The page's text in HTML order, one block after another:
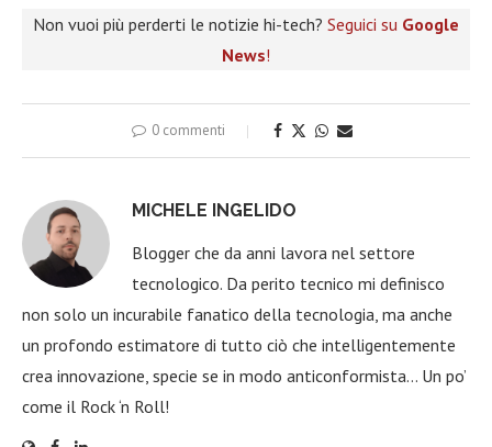
Non vuoi più perderti le notizie hi-tech? Seguici su Google
News!
0 commenti
MICHELE INGELIDO
Blogger che da anni lavora nel settore
tecnologico. Da perito tecnico mi definisco
non solo un incurabile fanatico della tecnologia, ma anche
un profondo estimatore di tutto ciò che intelligentemente
crea innovazione, specie se in modo anticonformista… Un po’
come il Rock ‘n Roll!